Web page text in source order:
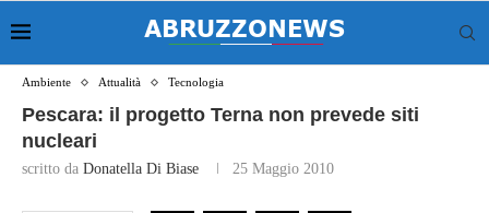
Ambiente Attualità Tecnologia
Pescara: il progetto Terna non prevede siti
nucleari
scritto da Donatella Di Biase 25 Maggio 2010